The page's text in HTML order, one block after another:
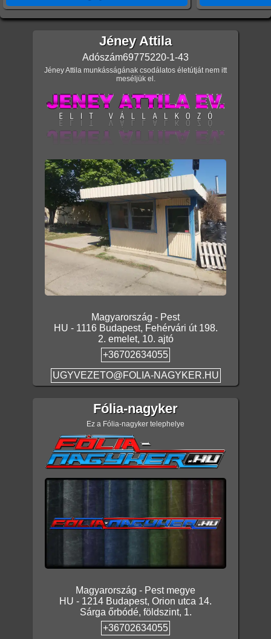
Jéney Attila
Adószám69775220-1-43
Jéney Attila munkásságának csodálatos életútját nem itt
meséljük el.
Magyarország - Pest
HU - 1116 Budapest, Fehérvári út 198.
2. emelet, 10. ajtó
+36702634055
UGYVEZETO@FOLIA-NAGYKER.HU
Fólia-nagyker
Ez a Fólia-nagyker telephelye
Magyarország - Pest megye
HU - 1214 Budapest, Orion utca 14.
Sárga őrbódé, földszint, 1.
+36702634055